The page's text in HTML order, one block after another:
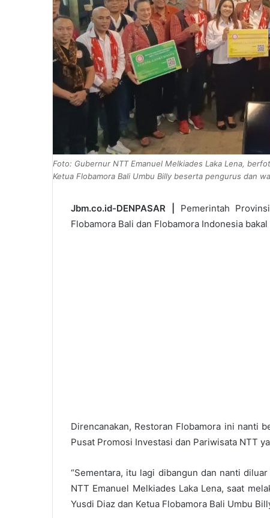
Foto: Gubernur NTT Emanuel Melkiades Laka Lena,
Ketua Flobamora Bali Umbu Billy beserta pengurus dan
Jbm.co.id-DENPASAR |
Pemerintah
Flobamora Bali dan Flobamora Indonesia
Direncanakan, Restoran Flobamora ini nanti
Pusat Promosi Investasi dan Pariwisata NTT
“Sementara, itu lagi dibangun dan nanti
NTT Emanuel Melkiades Laka Lena, saat
Yusdi Diaz dan Ketua Flobamora Bali Umbu